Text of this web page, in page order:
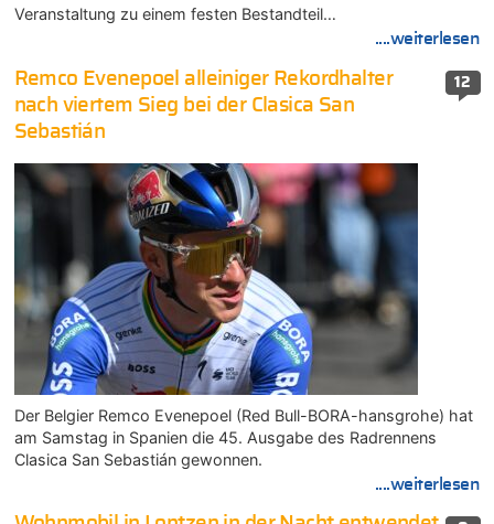
Veranstaltung zu einem festen Bestandteil…
....weiterlesen
12
Remco Evenepoel alleiniger Rekordhalter
nach viertem Sieg bei der Clasica San
Sebastián
Der Belgier Remco Evenepoel (Red Bull-BORA-hansgrohe) hat
am Samstag in Spanien die 45. Ausgabe des Radrennens
Clasica San Sebastián gewonnen.
....weiterlesen